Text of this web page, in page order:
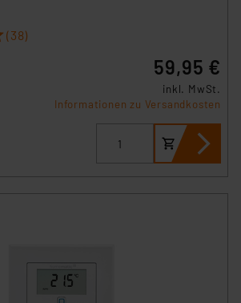
(38)
59,95 €
inkl. MwSt.
Informationen zu Versandkosten